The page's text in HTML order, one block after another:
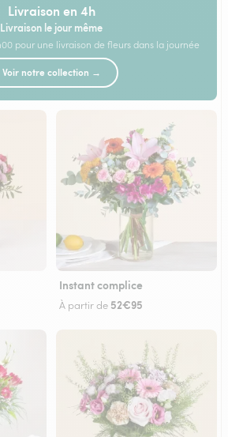
Livraison en 4h
Livraison le jour même
pour une livraison de fleurs dans la journée
Voir notre collection →
Instant complice
À partir de 52€95